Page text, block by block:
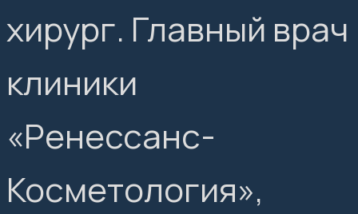
хирург. Главный врач
клиники
«Ренессанс-
Косметология»,